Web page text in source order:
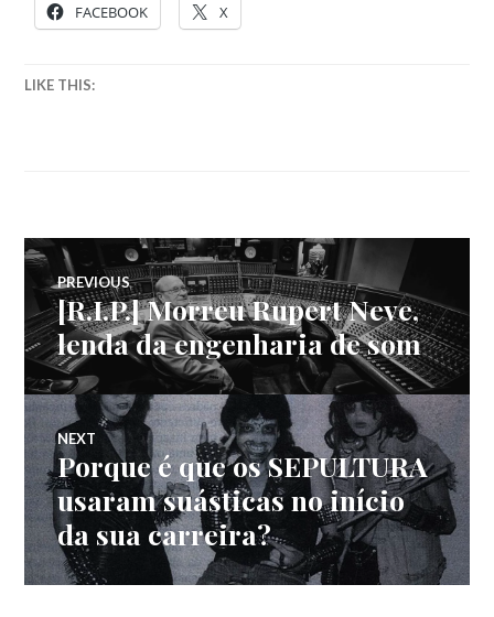
FACEBOOK X
LIKE THIS:
Navegação
de
artigos
PREVIOUS
Previous
post:
[R.I.P.] Morreu Rupert Neve,
lenda da engenharia de som
NEXT
Next
post:
Porque é que os SEPULTURA
usaram suásticas no início
da sua carreira?